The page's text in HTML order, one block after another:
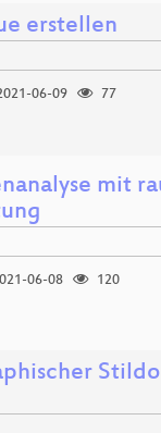
erstellen
06-09
77
mit
06-08
120